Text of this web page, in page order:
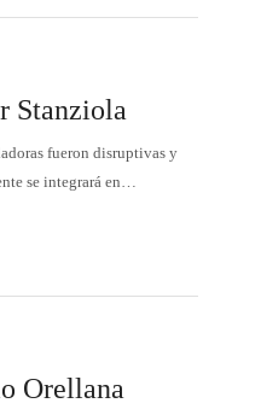
Stanziola
fueron disruptivas y
se integrará en…
Orellana